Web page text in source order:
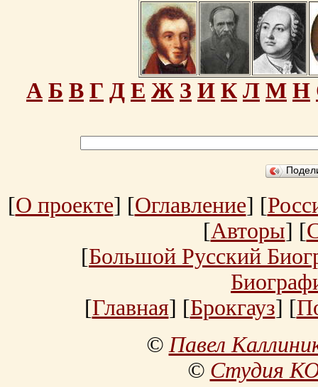
А Б В Г Д Е Ж З И К Л М Н
[О проекте] [Оглавление] [
[Авторы] [
[Большой Русский
[Главная] [Брокгауз] [
©Павел
© Студия